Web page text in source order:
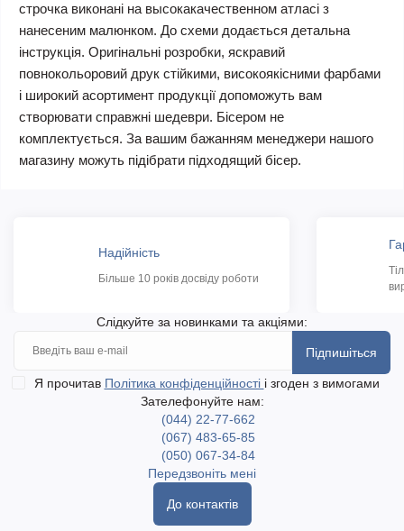
строчка виконані на высокакачественном атласі з
нанесеним малюнком. До схеми додається детальна
інструкція. Оригінальні розробки, яскравий
повнокольоровий друк стійкими, високоякісними фарбами
і широкий асортимент продукції допоможуть вам
створювати справжні шедеври. Бісером не
комплектується. За вашим бажанням менеджери нашого
магазину можуть підібрати підходящий бісер.
Надійність
Більше 10 років досвіду роботи
Слідкуйте за новинками та акціями:
Підпишіться
Я прочитав Політика конфіденційності і згоден з вимогами
Зателефонуйте нам:
(044) 22-77-662
(067) 483-65-85
(050) 067-34-84
Передзвоніть мені
До контактів